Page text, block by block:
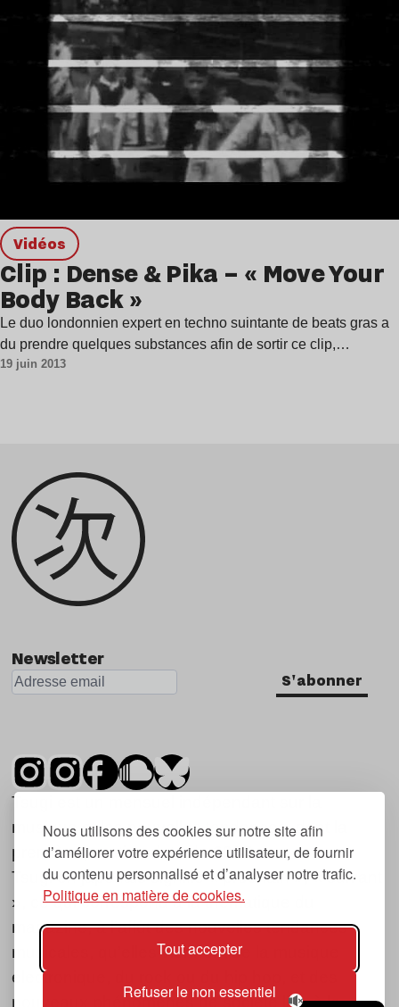
Nous utilisons des cookies sur notre site afin
d’améliorer votre expérience utilisateur, de fournir
du contenu personnalisé et d’analyser notre trafic.
Politique en matière de cookies.
Tout accepter
Refuser le non essentiel
Vidéos
Clip : Dense & Pika – « Move Your
Body Back »
Le duo londonnien expert en techno suintante de beats gras a
du prendre quelques substances afin de sortir ce clip,…
19 juin 2013
Newsletter
S'abonner
Tsugi est un mensuel indépendant sur la
musique et les nouvelles tendances, dont la
première parution date de 2007.
Tsugi en japonais signifie « prochain », « suivant
», ce qui correspond à la thématique du
magazine, à l’affût des nouvelles tendances
musicales, qu’elles viennent de la musique
électronique, du rock ou du hip hop, et des
nouveaux phénomènes de société liés à la